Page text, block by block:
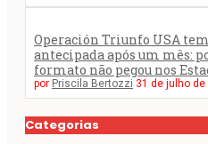
Operación Triunfo USA
antecipada após um mês:
formato não pegou nos
por Priscila Bertozzi 31 de julho de
Categorias